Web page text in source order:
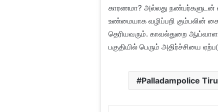
காரணமா? அல்லது நண்பர்களுடன்
உண்மையாக வழிப்பறி கும்பலின்
தெரியவரும். காவல்துறை
பகுதியில் பெரும் அதிர்ச்சியை
Palladampolice